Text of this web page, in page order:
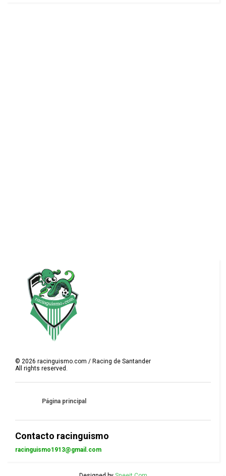
©2026 racinguismo.com / Racing de Santander
All rights reserved.
Página principal
Contacto racinguismo
racinguismo1913@gmail.com